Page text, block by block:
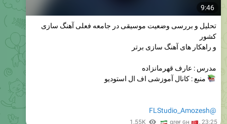
9:46
تحلیل و بررسی وضعیت موسیقی در جامعه فعلی آهنگ سازی
کشور
و راهکار های آهنگ سازی برتر
مدرس : عارف قهرمانزاده
منبع : کانال آموزشی اف ال استودیو
@FLStudio_Amozesh
1.55K αreғ ɢн , 23:25